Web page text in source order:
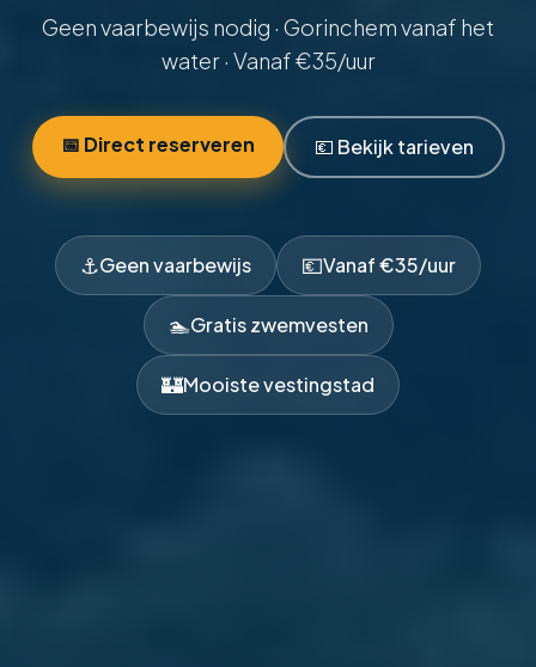
Geen vaarbewijs nodig · Gorinchem vanaf het
water · Vanaf €35/uur
📅 Direct reserveren 💶 Bekijk tarieven
⚓Geen vaarbewijs 💶Vanaf €35/uur
🏊Gratis zwemvesten
🏰Mooiste vestingstad